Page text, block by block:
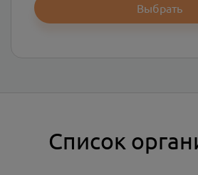
Выбрать
Список